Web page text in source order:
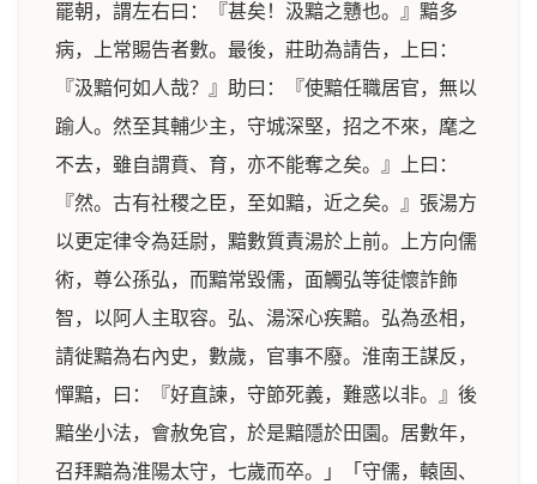
罷朝，謂左右曰：『甚矣！汲黯之戇也。』黯多
病，上常賜告者數。最後，莊助為請告，上曰：
『汲黯何如人哉？』助曰：『使黯任職居官，無以
踰人。然至其輔少主，守城深堅，招之不來，麾之
不去，雖自謂賁、育，亦不能奪之矣。』上曰：
『然。古有社稷之臣，至如黯，近之矣。』張湯方
以更定律令為廷尉，黯數質責湯於上前。上方向儒
術，尊公孫弘，而黯常毀儒，面觸弘等徒懷詐飾
智，以阿人主取容。弘、湯深心疾黯。弘為丞相，
請徙黯為右內史，數歲，官事不廢。淮南王謀反，
憚黯，曰：『好直諫，守節死義，難惑以非。』後
黯坐小法，會赦免官，於是黯隱於田園。居數年，
召拜黯為淮陽太守，七歲而卒。」「守儒，轅固、